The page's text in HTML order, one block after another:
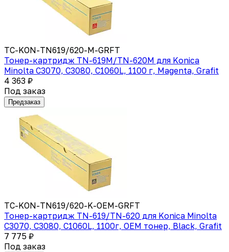
TC-KON-TN619/620-M-GRFT
Тонер-картридж TN-619M/TN-620M для Konica
Minolta C3070, C3080, C1060L, 1100 г, Magenta, Grafit
4 363 ₽
Под заказ
Предзаказ
TC-KON-TN619/620-K-OEM-GRFT
Тонер-картридж TN-619/TN-620 для Konica Minolta
C3070, C3080, C1060L, 1100г, OEM тонер, Black, Grafit
7 775 ₽
Под заказ